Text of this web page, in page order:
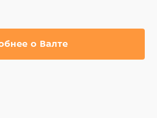
о Валте